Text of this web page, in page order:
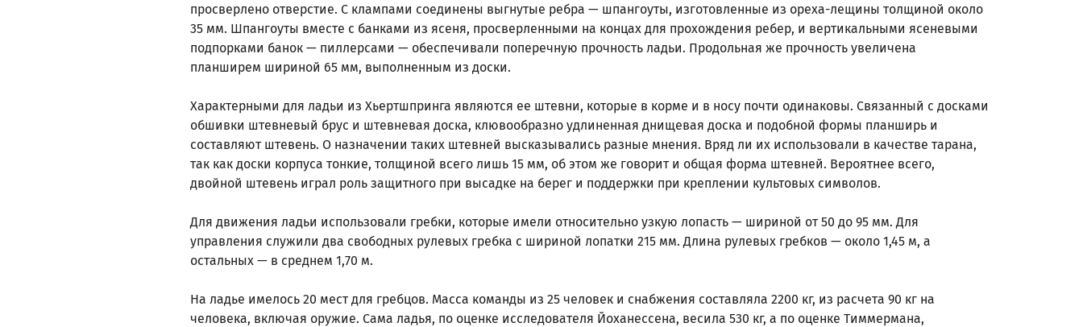
просверлено отверстие. С клампами соединены выгнутые ребра — шпангоуты, изготовленные из ореха-лещины толщиной около
35 мм. Шпангоуты вместе с банками из ясеня, просверленными на концах для прохождения ребер, и вертикальными ясеневыми
подпорками банок — пиллерсами — обеспечивали поперечную прочность ладьи. Продольная же прочность увеличена
планширем шириной 65 мм, выполненным из доски.
Характерными для ладьи из Хьертшпринга являются ее штевни, которые в корме и в носу почти одинаковы. Связанный с досками
обшивки штевневый брус и штевневая доска, клювообразно удлиненная днищевая доска и подобной формы планширь и
составляют штевень. О назначении таких штевней высказывались разные мнения. Вряд ли их использовали в качестве тарана,
так как доски корпуса тонкие, толщиной всего лишь 15 мм, об этом же говорит и общая форма штевней. Вероятнее всего,
двойной штевень играл роль защитного при высадке на берег и поддержки при креплении культовых символов.
Для движения ладьи использовали гребки, которые имели относительно узкую лопасть — шириной от 50 до 95 мм. Для
управления служили два свободных рулевых гребка с шириной лопатки 215 мм. Длина рулевых гребков — около 1,45 м, а
остальных — в среднем 1,70 м.
На ладье имелось 20 мест для гребцов. Масса команды из 25 человек и снабжения составляла 2200 кг, из расчета 90 кг на
человека, включая оружие. Сама ладья, по оценке исследователя Йоханессена, весила 530 кг, а по оценке Тиммермана,